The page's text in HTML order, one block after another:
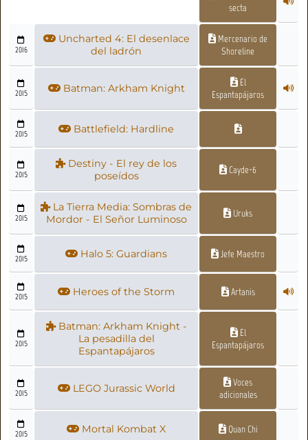
secta
2016
Uncharted 4: El desenlace
del ladrón
Mercenario de
Shoreline
2015 Batman: Arkham Knight
El
Espantapájaros
2015 Battlefield: Hardline
2015
Destiny - El rey de los
poseídos
Cayde-6
2015
La Tierra Media: Sombras de
Mordor - El Señor Luminoso
Uruks
2015 Halo 5: Guardians Jefe Maestro
2015 Heroes of the Storm Artanis
2015
Batman: Arkham Knight -
La pesadilla del
Espantapájaros
El
Espantapájaros
2015 LEGO Jurassic World
Voces
adicionales
2015 Mortal Kombat X Quan Chi